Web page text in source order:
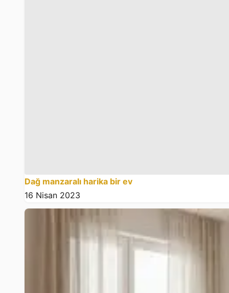
Dağ manzaralı harika bir ev
16 Nisan 2023